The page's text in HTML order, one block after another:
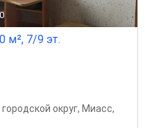
м², 7/9 эт.
округ, Миасс,